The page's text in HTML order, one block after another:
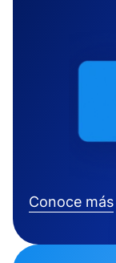
Conoce más